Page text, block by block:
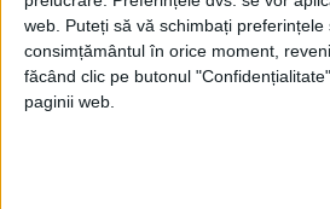
web. Puteți să vă schimbați
consimțământul în orice moment,
făcând clic pe butonul
paginii web.
A ținut cursuri la clase de
(1950-1954), iar din 1954